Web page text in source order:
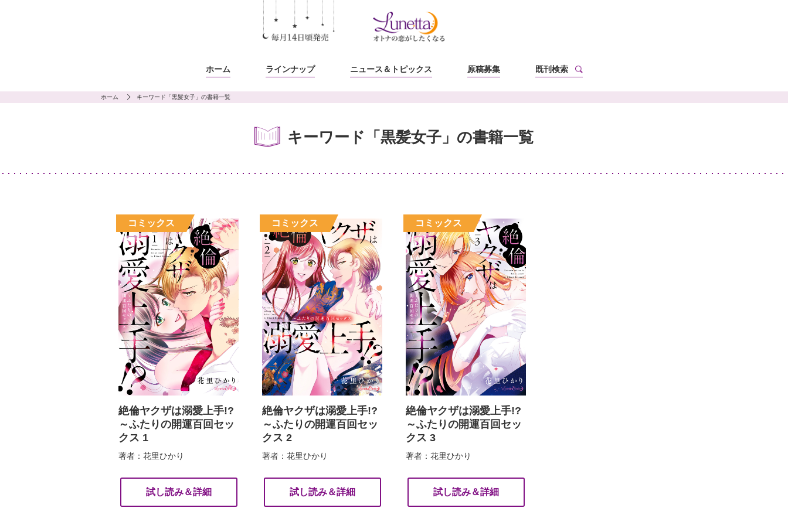
ホーム ラインナップ ニュース ＆トピックス 原稿募集 既刊検索
ホーム キーワード「黒髪女子」の書籍一覧
キーワード「黒髪女子」の書籍一覧
絶倫ヤクザは溺愛上手!?
～ふたりの開運百回セッ
クス 1
著者：花里ひかり
試し読み＆詳細
絶倫ヤクザは溺愛上手!?
～ふたりの開運百回セッ
クス 2
著者：花里ひかり
試し読み＆詳細
絶倫ヤクザは溺愛上手!?
～ふたりの開運百回セッ
クス 3
著者：花里ひかり
試し読み＆詳細